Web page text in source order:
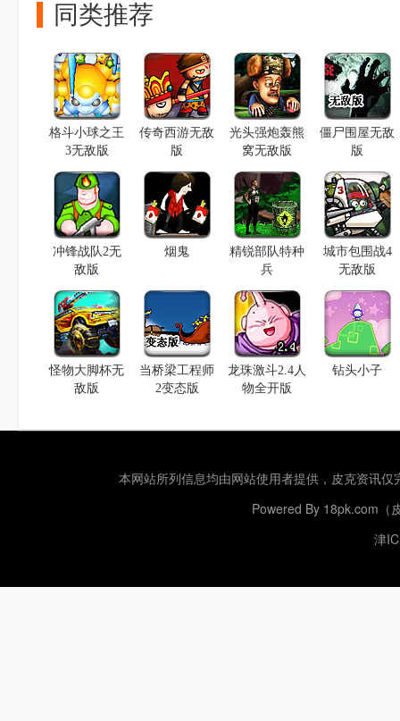
同类推荐
格斗小球之王
3无敌版
传奇西游无敌
版
光头强炮轰熊
窝无敌版
僵尸围屋无敌
版
冲锋战队2无
敌版
烟鬼
精锐部队特种
兵
城市包围战4
无敌版
怪物大脚杯无
敌版
当桥梁工程师
2变态版
龙珠激斗2.4人
物全开版
钻头小子
本网站所列信息均由网站使用者提供， 皮克资讯仅
Powered By 18pk.com（
津